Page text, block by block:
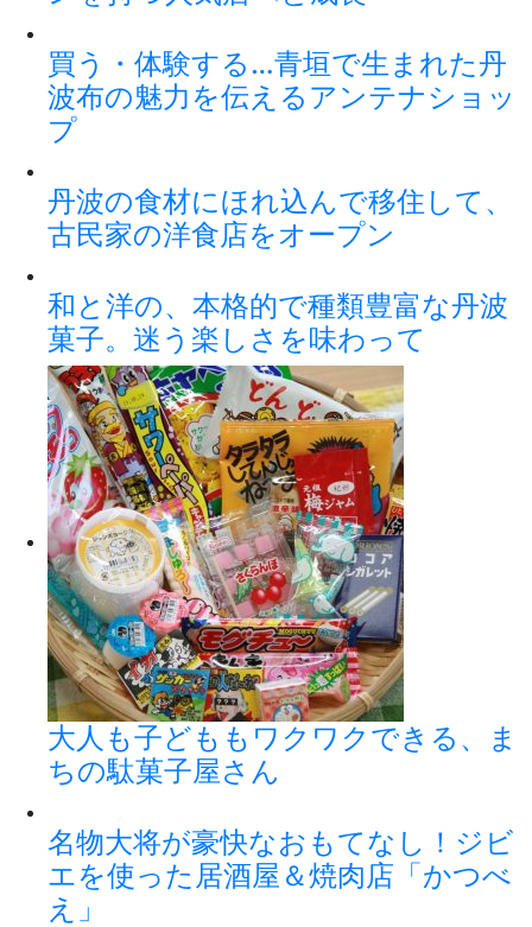
買う・体験する…青垣で生まれた丹
波布の魅力を伝えるアンテナショッ
プ
丹波の食材にほれ込んで移住して、
古民家の洋食店をオープン
和と洋の、本格的で種類豊富な丹波
菓子。迷う楽しさを味わって
大人も子どももワクワクできる、ま
ちの駄菓子屋さん
名物大将が豪快なおもてなし！ジビ
エを使った居酒屋＆焼肉店「かつべ
え」